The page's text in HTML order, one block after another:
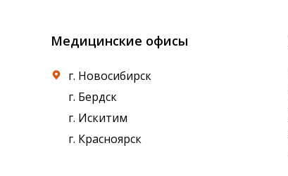
Медицинские офисы
г. Новосибирск
г. Бердск
г. Искитим
г. Красноярск